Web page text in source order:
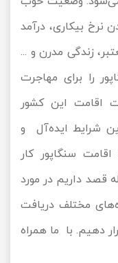
نرخ بیکاری، درآمد
زندگی مدرن و ...
را برای مهاجرت
اقامت این کشور
شرایط ایده‌آل و
سنگاپور کار
قصد داریم در مورد
مختلف دریافت
دهیم. با ما همراه